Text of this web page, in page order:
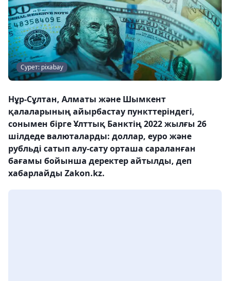
Сурет: pixabay
Нұр-Сұлтан, Алматы және Шымкент
қалаларының айырбастау пункттеріндегі,
сонымен бірге Ұлттық Банктің 2022 жылғы 26
шілдеде валюталарды: доллар, еуро және
рубльді сатып алу-сату орташа сараланған
бағамы бойынша деректер айтылды, деп
хабарлайды Zakon.kz.